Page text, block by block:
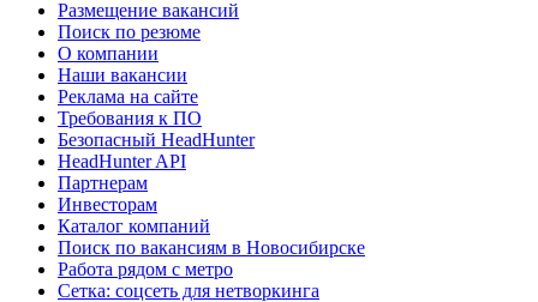
Размещение вакансий
Поиск по резюме
О компании
Наши вакансии
Реклама на сайте
Требования к ПО
Безопасный HeadHunter
HeadHunter API
Партнерам
Инвесторам
Каталог компаний
Поиск по вакансиям в Новосибирске
Работа рядом с метро
Сетка: соцсеть для нетворкинга